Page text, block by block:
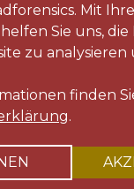
und
Online-
können wir
unserer
sowie die
auf unsere
beispielsweise
Mit
Sie uns,
zu analysieren
finden
.